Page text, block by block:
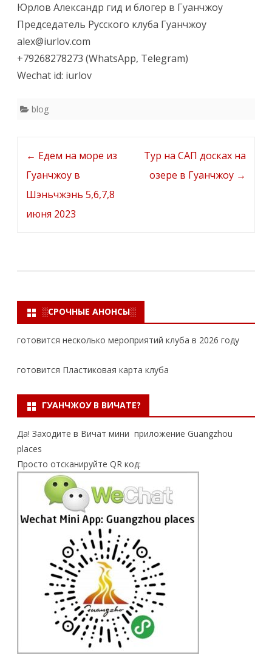
Юрлов Александр гид и блогер в Гуанчжоу
Председатель Русского клуба Гуанчжоу
alex@iurlov.com
+79268278273 (WhatsApp, Telegram)
Wechat id: iurlov
blog
← Едем на море из
Гуанчжоу в
Шэньчжэнь 5,6,7,8
июня 2023
Тур на САП досках на
озере в Гуанчжоу →
░СРОЧНЫЕ АНОНСЫ░
готовится несколько мероприятий клуба в 2026 году
готовится Пластиковая карта клуба
ГУАНЧЖОУ В ВИЧАТЕ?
Да! Заходите в Вичат мини приложение Guangzhou
places
Просто отсканируйте QR код: